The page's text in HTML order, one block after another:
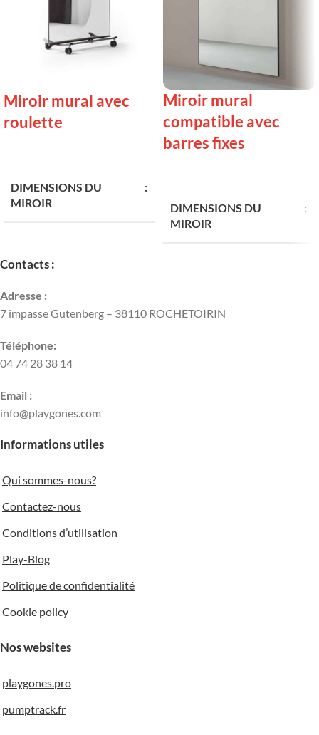
Miroir mural avec
roulette
DIMENSIONS DU
MIROIR
SANS BASE
ÉPAISSEUR DU MIROIR
EMBALLAGE
Miroir mural
compatible avec
barres fixes
DIMENSIONS DU
MIROIR
ÉPAISSEUR DU MIROIR
Contacts :
Adresse :
7 impasse Gutenberg – 38110 ROCHETOIRIN
Téléphone:
04 74 28 38 14
Email :
info@playgones.com
Informations utiles
Qui sommes-nous?
Contactez-nous
Conditions d’utilisation
Play-Blog
Politique de confidentialité
Cookie policy
Nos websites
playgones.pro
pumptrack.fr